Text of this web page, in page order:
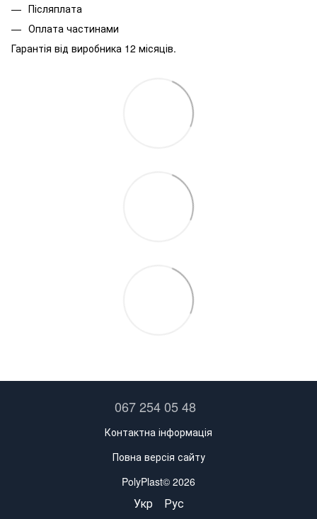
Післяплата
Оплата частинами
Гарантія від виробника 12 місяців.
067 254 05 48
Контактна інформація
Повна версія сайту
PolyPlast© 2026
Укр Рус